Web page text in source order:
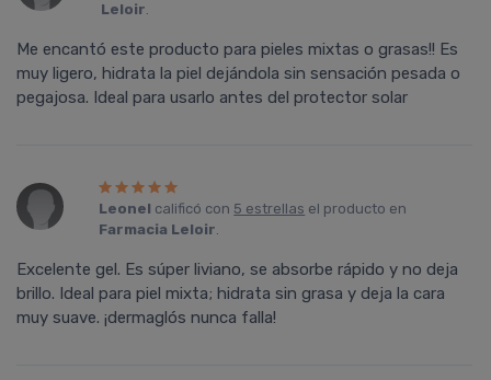
Leloir.
Me encantó este producto para pieles mixtas o grasas!! Es
muy ligero, hidrata la piel dejándola sin sensación pesada o
pegajosa. Ideal para usarlo antes del protector solar
Leonel calificó con 5 estrellas el producto en
Farmacia Leloir.
Excelente gel. Es súper liviano, se absorbe rápido y no deja
brillo. Ideal para piel mixta; hidrata sin grasa y deja la cara
muy suave. ¡dermaglós nunca falla!